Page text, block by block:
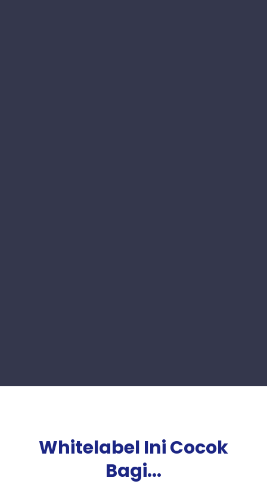
Whitelabel Ini Cocok
Bagi...